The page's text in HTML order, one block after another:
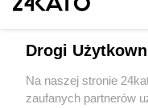
Wydawca mediów
Drogi
Na naszej stronie
zaufanych partnerów